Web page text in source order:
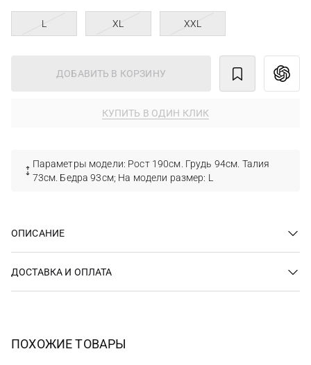
L XL XXL
ДОБАВИТЬ В КОРЗИНУ
КУПИТЬ В ОДИН КЛИК
Параметры модели: Рост 190см. Грудь 94см. Талия
73см. Бедра 93см; На модели размер: L
ОПИСАНИЕ
ДОСТАВКА И ОПЛАТА
ПОХОЖИЕ ТОВАРЫ